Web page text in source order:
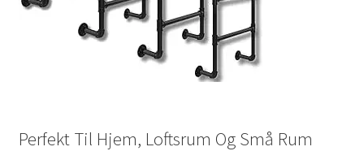
Perfekt Til Hjem, Loftsrum Og Små Rum